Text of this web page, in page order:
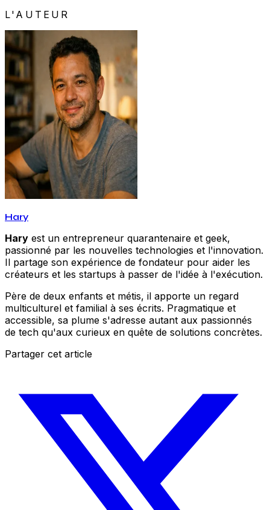
L'AUTEUR
Hary
Hary est un entrepreneur quarantenaire et geek,
passionné par les nouvelles technologies et l'innovation.
Il partage son expérience de fondateur pour aider les
créateurs et les startups à passer de l'idée à l'exécution.
Père de deux enfants et métis, il apporte un regard
multiculturel et familial à ses écrits. Pragmatique et
accessible, sa plume s'adresse autant aux passionnés
de tech qu'aux curieux en quête de solutions concrètes.
Partager cet article